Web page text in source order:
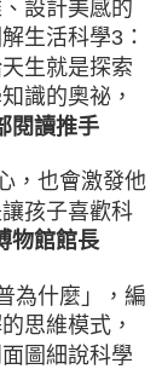
設計美感的
生活科學3：
生就是探索
識的奧祕，
閱讀推手
，也會激發他
孩子喜歡科
物館館長
為什麼」，編
思維模式，
圖細說科學